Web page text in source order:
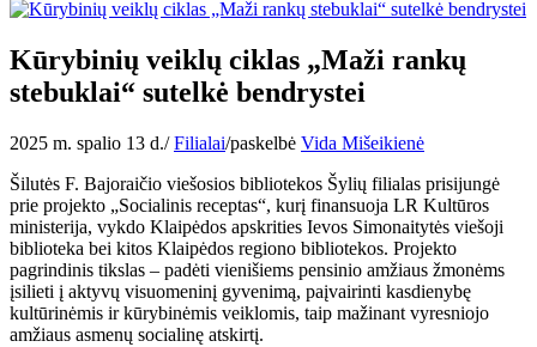
Kūrybinių veiklų ciklas „Maži rankų
stebuklai“ sutelkė bendrystei
2025 m. spalio 13 d./ Filialai/paskelbė Vida Mišeikienė
Šilutės F. Bajoraičio viešosios bibliotekos Šylių filialas prisijungė
prie projekto „Socialinis receptas“, kurį finansuoja LR Kultūros
ministerija, vykdo Klaipėdos apskrities Ievos Simonaitytės viešoji
biblioteka bei kitos Klaipėdos regiono bibliotekos. Projekto
pagrindinis tikslas – padėti vienišiems pensinio amžiaus žmonėms
įsilieti į aktyvų visuomeninį gyvenimą, paįvairinti kasdienybę
kultūrinėmis ir kūrybinėmis veiklomis, taip mažinant vyresniojo
amžiaus asmenų socialinę atskirtį.